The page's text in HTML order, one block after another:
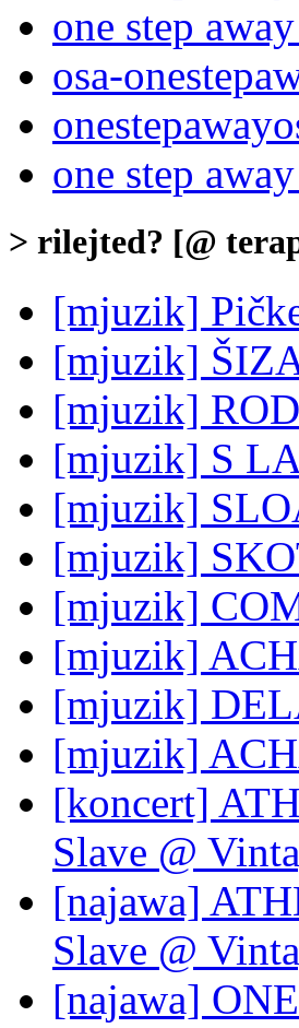
one step
osa-
one step
> rilejted? [@
[mjuzik]
[mjuzik]
[mjuzik]
[mjuzik] S
[mjuzik]
[mjuzik]
[mjuzik]
[mjuzik]
[mjuzik]
[mjuzik]
[koncert]
Slave @
[najawa]
Slave @
[najawa]